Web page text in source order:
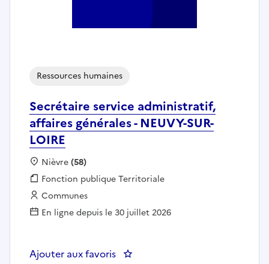
Secrétaire service administratif,
affaires générales - NEUVY-SUR-
LOIRE
Ressources humaines
Localisation :
Nièvre(58)
Fonction publique :
Fonction publique Territoriale
Employeur :
Communes
En ligne depuis le 30 juillet 2026
Ajouter aux favoris : Secrétaire service